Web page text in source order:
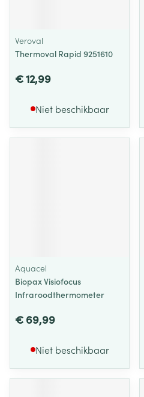
Veroval
Thermoval Rapid 9251610
€ 12,99
Niet beschikbaar
Aquacel
Biopax Visiofocus
Infraroodthermometer
€ 69,99
Niet beschikbaar